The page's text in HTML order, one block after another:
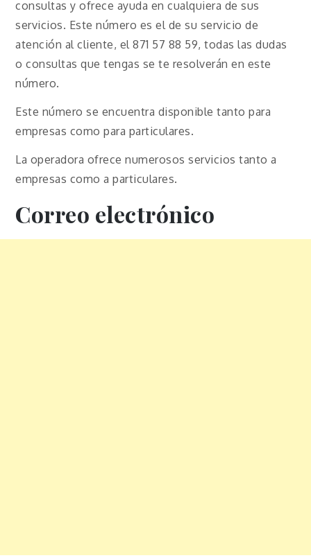
consultas y ofrece ayuda en cualquiera de sus
servicios. Este número es el de su servicio de
atención al cliente, el 871 57 88 59, todas las dudas
o consultas que tengas se te resolverán en este
número.
Este número se encuentra disponible tanto para
empresas como para particulares.
La operadora ofrece numerosos servicios tanto a
empresas como a particulares.
Correo electrónico